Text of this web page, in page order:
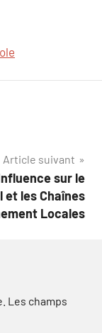
Article suivant
sur le
et les Chaînes
Locales
Les champs